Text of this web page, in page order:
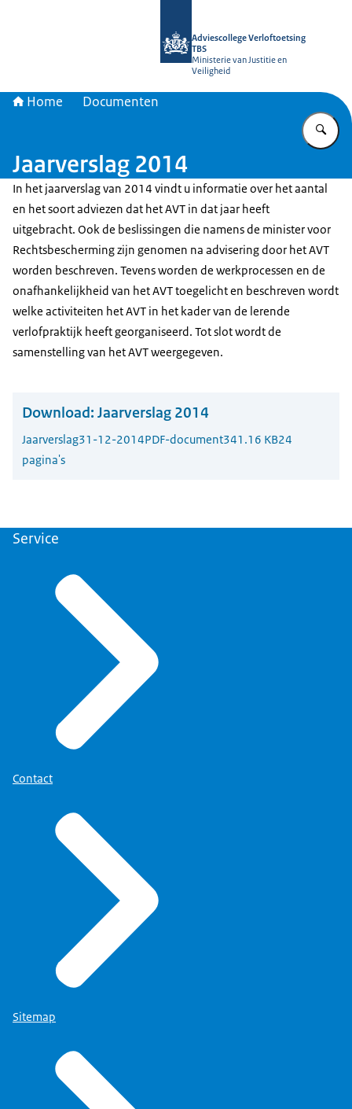
Adviescollege Verloftoetsing
TBS
Ministerie van Justitie en
Veiligheid
Home Documenten
Jaarverslag 2014
In het jaarverslag van 2014 vindt u informatie over het aantal
en het soort adviezen dat het AVT in dat jaar heeft
uitgebracht. Ook de beslissingen die namens de minister voor
Rechtsbescherming zijn genomen na advisering door het AVT
worden beschreven. Tevens worden de werkprocessen en de
onafhankelijkheid van het AVT toegelicht en beschreven wordt
welke activiteiten het AVT in het kader van de lerende
verlofpraktijk heeft georganiseerd. Tot slot wordt de
samenstelling van het AVT weergegeven.
Download: Jaarverslag 2014
Jaarverslag31-12-2014PDF-document341.16 KB24
pagina's
Service
Contact
Sitemap